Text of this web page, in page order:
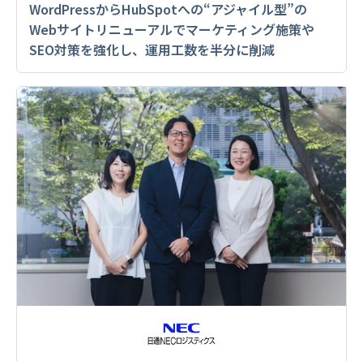
WordPressからHubSpotへの“アジャイル型”の
Webサイトリニューアルでマーケティング施策や
SEO対策を強化し、運用工数を半分に削減